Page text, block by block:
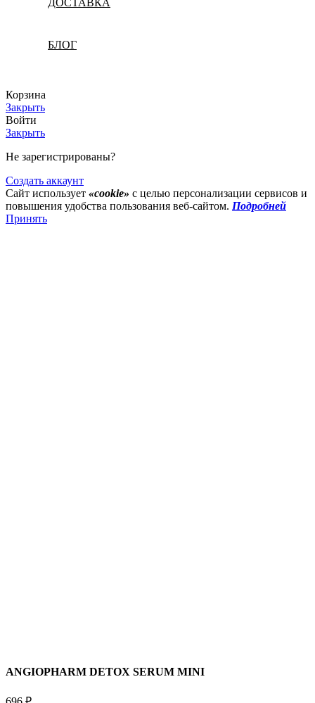
ДОСТАВКА
БЛОГ
Корзина
Закрыть
Войти
Закрыть
Не зарегистрированы?
Создать аккаунт
Сайт использует «cookie» с целью персонализации сервисов и
повышения удобства пользования веб-сайтом. Подробней
Принять
ANGIOPHARM DETOX SERUM MINI